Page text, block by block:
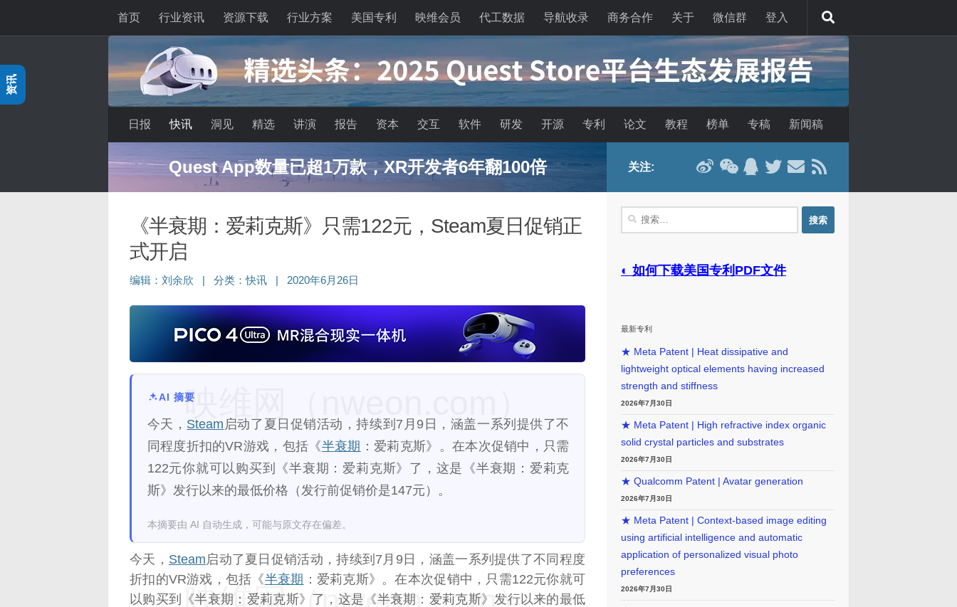
首页 行业资讯 资源下载 行业方案 美国专利 映维会员 代工数据 导航收录 商务合作 关于 微信群 登入
日报 快讯 洞见 精选 讲演 报告 资本 交互 软件 研发 开源 专利 论文 教程 榜单 专稿 新闻稿
Quest App数量已超1万款，XR开发者6年翻100倍
《半衰期：爱莉克斯》只需122元，Steam夏日促销正
式开启
编辑： 刘余欣 分类：快讯 2020年6月26日
AI 摘要
今天， Steam 启动了夏日促销活动，持续到7月9日，涵盖一系列提供了不
同程度折扣的VR游戏，包括《半衰期 ：爱莉克斯》。在本次促销中，只需
122元你就可以购买到《半衰期：爱莉克斯》了，这是《半衰期：爱莉克
斯》发行以来的最低价格（发行前促销价是147元）。
本摘要由 AI 自动生成，可能与原文存在偏差。
今天， Steam 启动了夏日促销活动，持续到7月9日，涵盖一系列提供了不同程度
折扣的VR游戏，包括《半衰期 ：爱莉克斯》。在本次促销中，只需122元你就可
以购买到《半衰期：爱莉克斯》了，这是《半衰期：爱莉克斯》发行以来的最低
映维网（nweon.com）
关注:
搜
索：
◐ 如何下载美国专利PDF文件
最新专利
★ Meta Patent | Heat dissipative and
lightweight optical elements having increased
strength and stiffness
2026年7月30日
★ Meta Patent | High refractive index organic
solid crystal particles and substrates
2026年7月30日
★ Qualcomm Patent | Avatar generation
2026年7月30日
★ Meta Patent | Context-based image editing
using artificial intelligence and automatic
application of personalized visual photo
preferences
2026年7月30日
资讯